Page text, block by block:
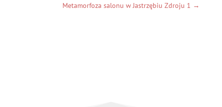
Metamorfoza salonu w Jastrzębiu Zdroju 1 →